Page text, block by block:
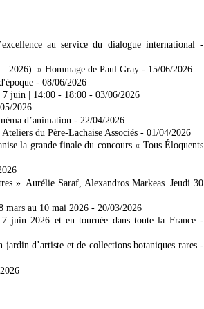
au service du dialogue international -
2026). » Hommage de Paul Gray - 15/06/2026
- 08/06/2026
7 juin | 14:00 - 18:00 - 03/06/2026
2026
d’animation - 22/04/2026
du Père-Lachaise Associés - 01/04/2026
la grande finale du concours « Tous Éloquents
». Aurélie Saraf, Alexandros Markeas. Jeudi 30
mars au 10 mai 2026 - 20/03/2026
2026 et en tournée dans toute la France -
d’artiste et de collections botaniques rares -